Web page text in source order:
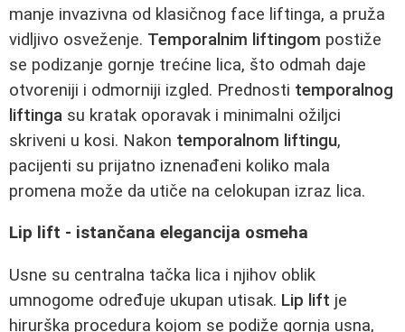
manje invazivna od klasičnog face liftinga, a pruža
vidljivo osveženje. Temporalnim liftingom postiže
se podizanje gornje trećine lica, što odmah daje
otvoreniji i odmorniji izgled. Prednosti temporalnog
liftinga su kratak oporavak i minimalni ožiljci
skriveni u kosi. Nakon temporalnom liftingu,
pacijenti su prijatno iznenađeni koliko mala
promena može da utiče na celokupan izraz lica.
Lip lift - istančana elegancija osmeha
Usne su centralna tačka lica i njihov oblik
umnogome određuje ukupan utisak. Lip lift je
hirurška procedura kojom se podiže gornja usna,